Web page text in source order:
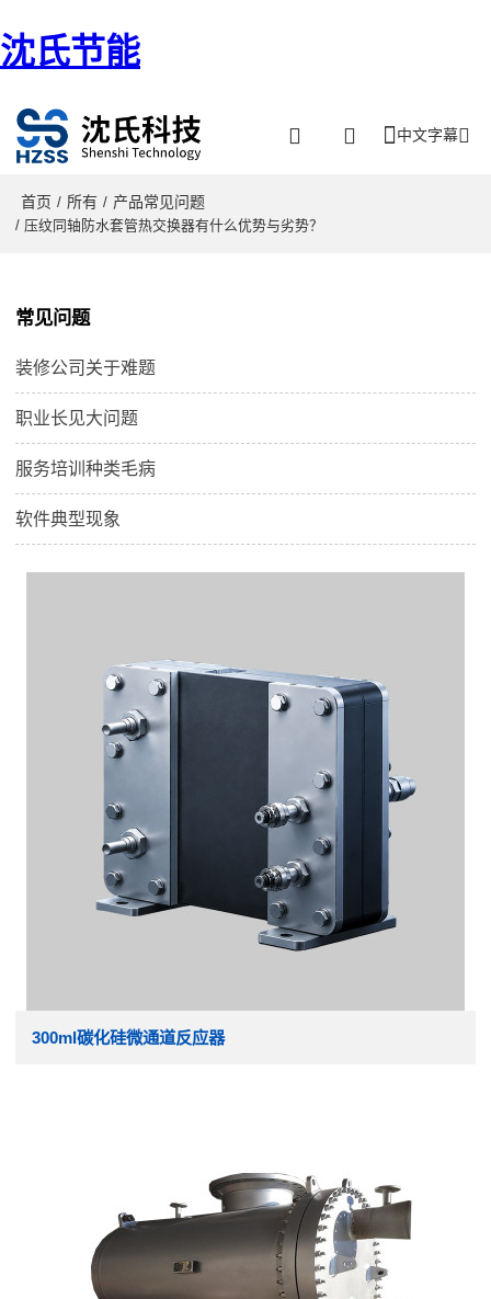
沈氏节能
中文字幕
首页 / 所有 / 产品常见问题
/ 压纹同轴防水套管热交换器有什么优势与劣势？
常见问题
装修公司关于难题
职业长见大问题
服务培训种类毛病
软件典型现象
300ml碳化硅微通道反应器